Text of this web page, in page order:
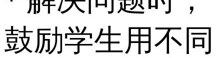
鼓励学生用不同